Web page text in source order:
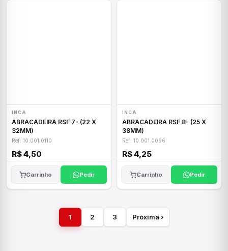
INCA
ABRACADEIRA RSF 7- (22 X
32MM)
Ref: 10.001.0110
R$ 4,50
Carrinho Pedir
INCA
ABRACADEIRA RSF 8- (25 X
38MM)
Ref: 10.001.0096
R$ 4,25
Carrinho Pedir
1 2 3 Próxima ›